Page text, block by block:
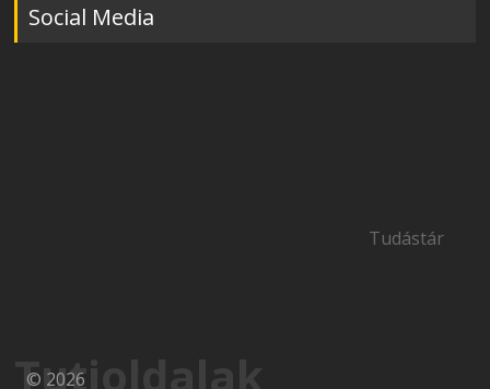
Social Media
Tudástár
Tutioldalak
© 2026